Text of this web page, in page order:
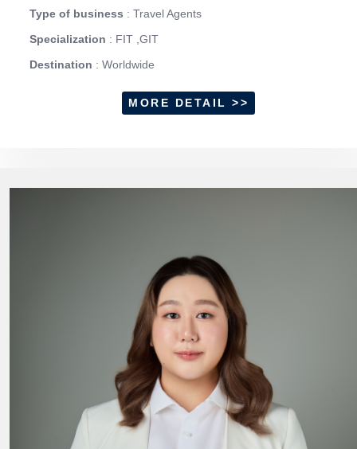
Type of business : Travel Agents
Specialization : FIT ,GIT
Destination : Worldwide
MORE DETAIL >>